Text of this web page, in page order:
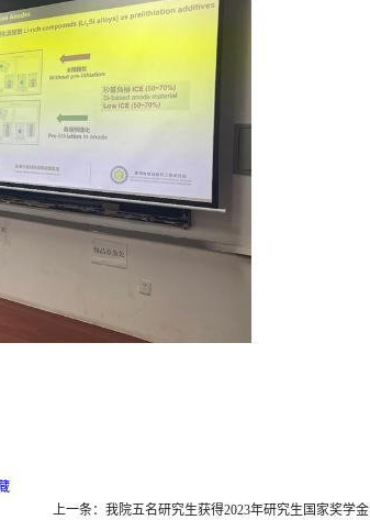
上一条：我院五名研究生获得2023年研究生国家奖学金